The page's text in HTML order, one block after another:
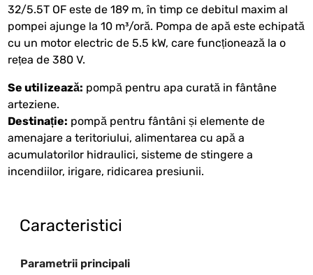
32/5.5T OF este de 189 m, în timp ce debitul maxim al
pompei ajunge la 10 m³/oră. Pompa de apă este echipată
cu un motor electric de 5.5 kW, care funcționează la o
rețea de 380 V.
Se utilizează: pompă pentru apa curată in fântâne
arteziene.
Destinație: pompă pentru fântâni și elemente de
amenajare a teritoriului, alimentarea cu apă a
acumulatorilor hidraulici, sisteme de stingere a
incendiilor, irigare, ridicarea presiunii.
Caracteristici
Parametrii principali